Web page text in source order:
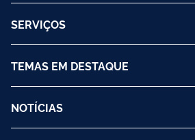
SERVIÇOS
TEMAS EM DESTAQUE
NOTÍCIAS